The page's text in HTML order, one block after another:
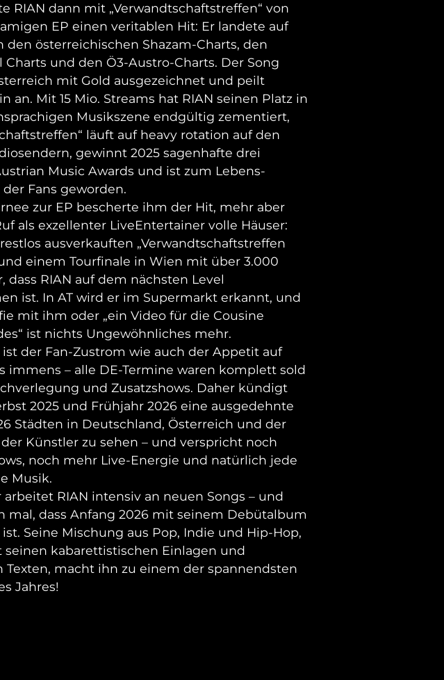
RIAN dann mit „Verwandtschaftstreffen“ von
EP einen veritablen Hit: Er landete auf
den österreichischen Shazam-Charts, den
Charts und den Ö3-Austro-Charts. Der Song
mit Gold ausgezeichnet und peilt
an. Mit 15 Mio. Streams hat RIAN seinen Platz in
Musikszene endgültig zementiert,
läuft auf heavy rotation auf den
gewinnt 2025 sagenhafte drei
Music Awards und ist zum Lebens-
Fans geworden.
zur EP bescherte ihm der Hit, mehr aber
als exzellenter LiveEntertainer volle Häuser:
ausverkauften „Verwandtschaftstreffen
und einem Tourfinale in Wien mit über 3.000
dass RIAN auf dem nächsten Level
ist. In AT wird er im Supermarkt erkannt, und
mit ihm oder „ein Video für die Cousine
ist nichts Ungewöhnliches mehr.
der Fan-Zustrom wie auch der Appetit auf
immens – alle DE-Termine waren komplett sold
und Zusatzshows. Daher kündigt
2025 und Frühjahr 2026 eine ausgedehnte
Städten in Deutschland, Österreich und der
Künstler zu sehen – und verspricht noch
noch mehr Live-Energie und natürlich jede
Musik.
arbeitet RIAN intensiv an neuen Songs – und
mal, dass Anfang 2026 mit seinem Debütalbum
Seine Mischung aus Pop, Indie und Hip-Hop,
seinen kabarettistischen Einlagen und
Texten, macht ihn zu einem der spannendsten
Jahres!